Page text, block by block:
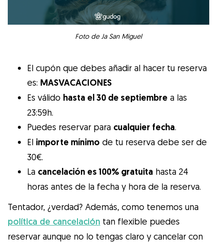
Foto de Ja San Miguel
El cupón que debes añadir al hacer tu reserva
es: MASVACACIONES
Es válido hasta el 30 de septiembre a las
23:59h.
Puedes reservar para cualquier fecha.
El importe mínimo de tu reserva debe ser de
30€.
La cancelación es 100% gratuita hasta 24
horas antes de la fecha y hora de la reserva.
Tentador, ¿verdad? Además, como tenemos una
política de cancelación tan flexible puedes
reservar aunque no lo tengas claro y cancelar con